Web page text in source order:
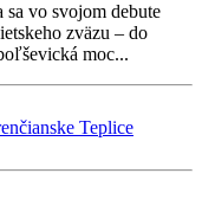
vo svojom debute
zväzu – do
moc...
Teplice